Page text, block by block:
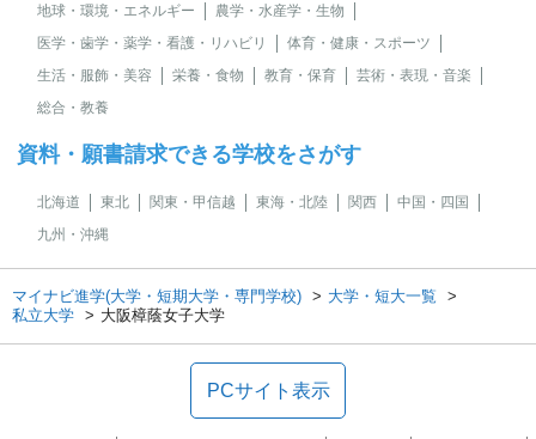
地球・環境・エネルギー
農学・水産学・生物
医学・歯学・薬学・看護・リハビリ
体育・健康・スポーツ
生活・服飾・美容
栄養・食物 教育・保育
芸術・表現・音楽
総合・教養
資料・願書請求できる学校をさがす
北海道 東北 関東・甲信越 東海・北陸 関西
中国・四国
九州・沖縄
マイナビ進学(大学・短期大学・専門学校)
大学・短大一覧
私立大学
大阪樟蔭女子大学
PCサイト表示